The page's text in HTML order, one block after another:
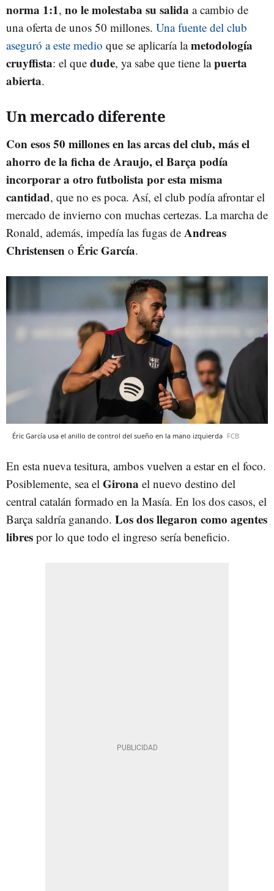
norma 1:1, no le molestaba su salida a cambio de
una oferta de unos 50 millones. Una fuente del club
aseguró a este medio que se aplicaría lametodología
cruyffista: el que dude, ya sabe que tiene lapuerta
abierta.
Un mercado diferente
Con esos 50 millones en las arcas del club, más el
ahorro de la ficha de Araujo, el Barça podía
incorporar a otro futbolista por esta misma
cantidad, que no es poca. Así, el club podía afrontar el
mercado de invierno con muchas certezas. La marcha de
Ronald, además, impedía las fugas de Andreas
Christensen o Éric García.
Éric García usa el anillo de control del sueño en la mano izquierda FCB
En esta nueva tesitura, ambos vuelven a estar en el foco.
Posiblemente, sea el Girona el nuevo destino del
central catalán formado en la Masía. En los dos casos, el
Barça saldría ganando. Los dos llegaron como agentes
libres por lo que todo el ingreso sería beneficio.